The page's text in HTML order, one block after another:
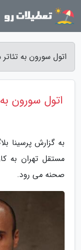
اتول سورون به
اتول سورون
به گزارش پرسینا
مستقل تهران به
صحنه می رود.